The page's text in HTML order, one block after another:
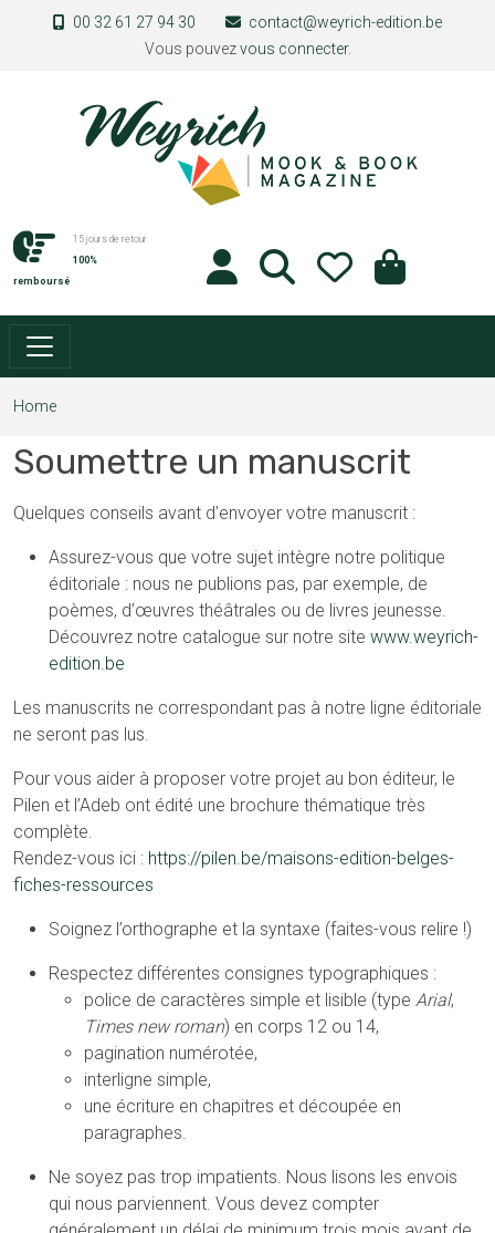
Skip to main content
00 32 61 27 94 30
contact@weyrich-edition.be
Vous pouvezvous connecter.
15 jours de retour
100%
remboursé
Home
Soumettre un manuscrit
Quelques conseils avant d’envoyer votre manuscrit :
Assurez-vous que votre sujet intègre notre politique
éditoriale : nous ne publions pas, par exemple, de
poèmes, d’œuvres théâtrales ou de livres jeunesse.
Découvrez notre catalogue sur notre site www.weyrich-
edition.be
Les manuscrits ne correspondant pas à notre ligne éditoriale
ne seront pas lus.
Pour vous aider à proposer votre projet au bon éditeur, le
Pilen et l’Adeb ont édité une brochure thématique très
complète.
Rendez-vous ici : https://pilen.be/maisons-edition-belges-
fiches-ressources
Soignez l’orthographe et la syntaxe (faites-vous relire !)
Respectez différentes consignes typographiques :
police de caractères simple et lisible (type Arial,
Times new roman) en corps 12 ou 14,
pagination numérotée,
interligne simple,
une écriture en chapitres et découpée en
paragraphes.
Ne soyez pas trop impatients. Nous lisons les envois
qui nous parviennent. Vous devez compter